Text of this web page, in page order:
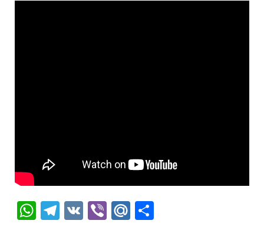
WhatsApp
Telegram
VK ViberMail.Ru